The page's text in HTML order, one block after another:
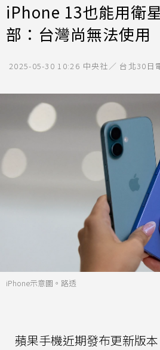
iPhone 13也能用衛
部：台灣尚無法使用
2025-05-30 10:26 中央社／ 台北30日
iPhone示意圖。路透
蘋果手機近期發布更新版